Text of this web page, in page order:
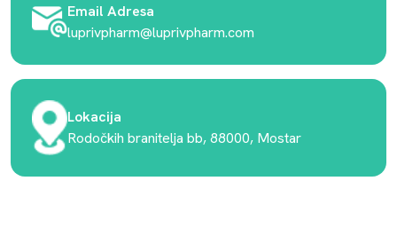
Email Adresa
luprivpharm@luprivpharm.com
Lokacija
Rodočkih branitelja bb, 88000, Mostar